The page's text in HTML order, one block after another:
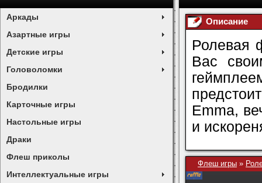
Аркады
Азартные игры
Детские игры
Головоломки
Бродилки
Карточные игры
Настольные игры
Драки
Флеш приколы
Интеллектуальные игры
Описание
Ролевая
Вас
Emma,
и
Флеш игры »